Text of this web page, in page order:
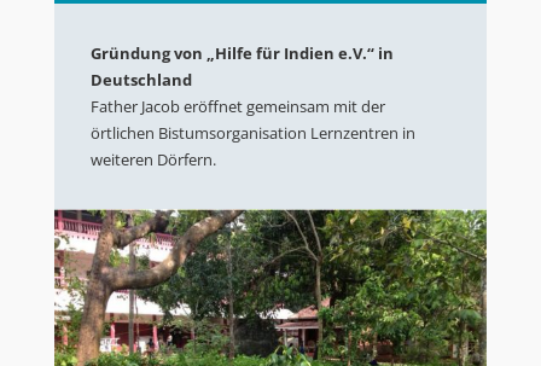
Gründung von „Hilfe für Indien e.V.“ in
Deutschland
Father Jacob eröffnet gemeinsam mit der
örtlichen Bistumsorganisation Lernzentren in
weiteren Dörfern.